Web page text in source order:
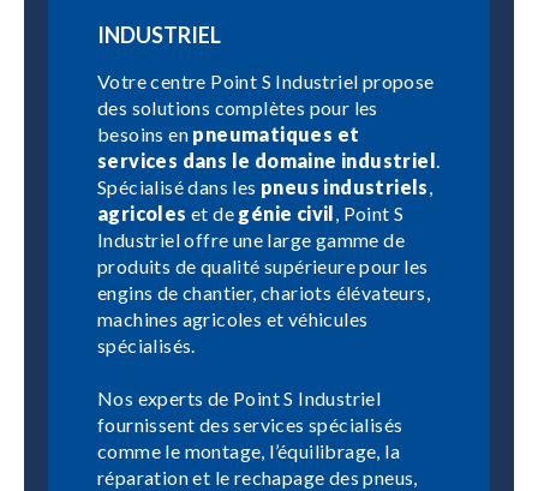
INDUSTRIEL
Votre centre Point S Industriel propose
des solutions complètes pour les
besoins en pneumatiques et
services dans le domaine industriel .
Spécialisé dans les pneus industriels,
agricoles et de génie civil , Point S
Industriel offre une large gamme de
produits de qualité supérieure pour les
engins de chantier, chariots élévateurs,
machines agricoles et véhicules
spécialisés.
Nos experts de Point S Industriel
fournissent des services spécialisés
comme le montage, l’équilibrage, la
réparation et le rechapage des pneus,